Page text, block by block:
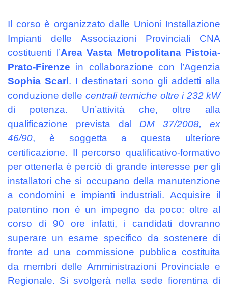
Il corso è organizzato dalle Unioni Installazione
Impianti delle Associazioni Provinciali CNA
costituenti l’Area Vasta Metropolitana Pistoia-
Prato-Firenze in collaborazione con l’Agenzia
Sophia Scarl . I destinatari sono gli addetti alla
conduzione delle centrali termiche oltre i 232 kW
di potenza. Un’attività che, oltre alla
qualificazione prevista dalDM 37/2008, ex
46/90, è soggetta a questa ulteriore
certificazione. Il percorso qualificativo-formativo
per ottenerla è perciò di grande interesse per gli
installatori che si occupano della manutenzione
a condomini e impianti industriali. Acquisire il
patentino non è un impegno da poco: oltre al
corso di 90 ore infatti, i candidati dovranno
superare un esame specifico da sostenere di
fronte ad una commissione pubblica costituita
da membri delle Amministrazioni Provinciale e
Regionale. Si svolgerà nella sede fiorentina di